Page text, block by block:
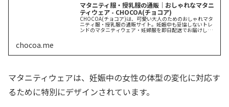
マタニティ服・授乳服の通販｜おしゃれなマタニ
ティウェア - CHOCOA(チョコア)
CHOCOA(チョコア)は、可愛い大人のためのおしゃれマタ
ニティ服・授乳服の通販サイト。妊娠中も妥協しないトレ
ンドのマタニティウェア・妊婦服を即日配送でお届けしま
chocoa.me
マタニティウェアは、妊娠中の女性の体型の変化に対応す
るために特別にデザインされています。